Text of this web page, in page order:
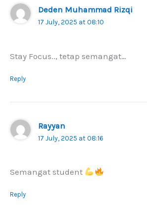
Deden Muhammad Rizqi
17 July, 2025 at 08:10
Stay Focus.., tetap semangat…
Reply
Rayyan
17 July, 2025 at 08:16
Semangat student
Reply